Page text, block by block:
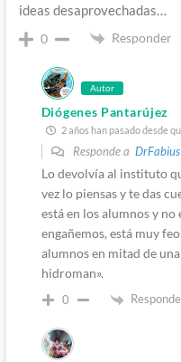
ideas desaprovechadas…
0 Responder
Autor
Diógenes Pantarújez
2 años han pasado desde
Responde a DrFabius
Lo devolvía al instituto
vez lo piensas y te das
está en los alumnos y
engañemos, está muy
alumnos en mitad de
hidroman».
0